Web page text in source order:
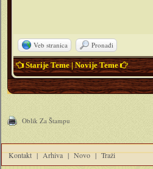
Veb stranica Pronađi
Starije Teme|Novije Teme
Oblik Za Štampu
Kontakt | Arhiva | Novo | Traži